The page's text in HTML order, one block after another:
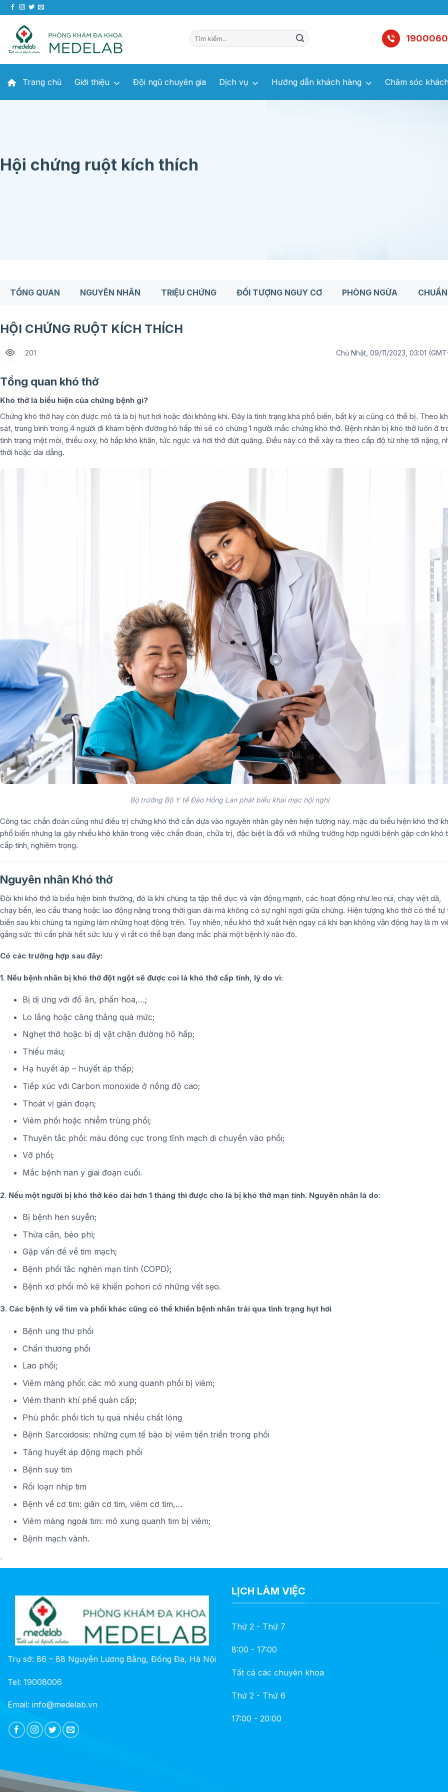
Chuyển
đến
dung
Trang chủ Giới thiệu Đội ngũ chuyên gia Dịch vụ Hướng dẫn khách hàng Chăm sóc
Hội chứng ruột kích thích
TỔNG QUAN NGUYÊN NHÂN TRIỆU CHỨNG ĐỐI TƯỢNG NGUY CƠ PHÒNG NGỪA
HỘI CHỨNG RUỘT KÍCH THÍCH
201 Chủ Nhật, 09/11/2023, 03:01
Tổng quan khó thở
Khó thở là biểu hiện của chứng bệnh gì?
Chứng khó thở hay còn được mô tả là bị hụt hơi hoặc đói không khí. Đây là tình trạng khá phổ biến, bất kỳ ai cũng có thể bị. Theo
sát, trung bình trong 4 người đi khám bệnh đường hô hấp thì sẽ có chừng 1 người mắc chứng khó thở. Bệnh nhân bị khó thở luôn ở
tình trạng mệt mỏi, thiếu oxy, hô hấp khó khăn, tức ngực và hơi thở đứt quãng. Điều này có thể xảy ra theo cấp độ từ nhẹ tới nặng,
thời hoặc dai dẳng.
Bộ trưởng Bộ Y tế Đào Hồng Lan phát biểu khai mạc hội nghị
Công tác chẩn đoán cũng như điều trị chứng khó thở cần dựa vào nguyên nhân gây nên hiện tượng này. mặc dù biểu hiện khó thở
phổ biến nhưng lại gây nhiều khó khăn trong việc chẩn đoán, chữa trị, đặc biệt là đối với những trường hợp người bệnh gặp cơn khó
cấp tính, nghiêm trọng.
Nguyên nhân Khó thở
Đôi khi khó thở là biểu hiện bình thường, đó là khi chúng ta tập thể dục và vận động mạnh, các hoạt động như leo núi, chạy việt dã,
chạy bền, leo cầu thang hoặc lao động nặng trong thời gian dài mà không có sự nghỉ ngơi giữa chừng. Hiện tượng khó thở có thể tự
biến sau khi chúng ta ngừng làm những hoạt động trên. Tuy nhiên, nếu khó thở xuất hiện ngay cả khi bạn không vận động hay là m
gắng sức thì cần phải hết sức lưu ý vì rất có thể bạn đang mắc phải một bệnh lý nào đó.
Có các trường hợp sau đây:
1. Nếu bệnh nhân bị khó thở đột ngột sẽ được coi là khó thở cấp tính, lý do vì:
Bị dị ứng với đồ ăn, phấn hoa,…;
Lo lắng hoặc căng thẳng quá mức;
Nghẹt thở hoặc bị dị vật chặn đường hô hấp;
Thiếu máu;
Hạ huyết áp – huyết áp thấp;
Tiếp xúc với Carbon monoxide ở nồng độ cao;
Thoát vị gián đoạn;
Viêm phổi hoặc nhiễm trùng phổi;
Thuyên tắc phổi: máu đóng cục trong tĩnh mạch di chuyển vào phổi;
Vỡ phổi;
Mắc bệnh nan y giai đoạn cuối.
2. Nếu một người bị khó thở kéo dài hơn 1 tháng thì được cho là bị khó thở mạn tính. Nguyên nhân là do:
Bị bệnh hen suyễn;
Thừa cân, béo phì;
Gặp vấn đề về tim mạch;
Bệnh phổi tắc nghẽn mạn tính (COPD);
Bệnh xơ phổi mô kẽ khiến pohori có những vết sẹo.
3. Các bệnh lý về tim và phổi khác cũng có thể khiến bệnh nhân trải qua tình trạng hụt hơi
Bệnh ung thư phổi
Chấn thương phổi
Lao phổi;
Viêm màng phổi: các mô xung quanh phổi bị viêm;
Viêm thanh khí phế quản cấp;
Phù phổi: phổi tích tụ quá nhiều chất lỏng
Bệnh Sarcoidosis: những cụm tế bào bị viêm tiến triển trong phổi
Tăng huyết áp động mạch phổi
Bệnh suy tim
Rối loạn nhịp tim
Bệnh về cơ tim: giãn cơ tim, viêm cơ tim,…
Viêm màng ngoài tim: mô xung quanh tim bị viêm;
Bệnh mạch vành.
`
Trụ sở: 86 – 88 Nguyễn Lương Bằng, Đống Đa, Hà Nội
Tel: 19008006
Email: info@medelab.vn
LỊCH LÀM VIỆC
Thứ 2 - Thứ 7
8:00 - 17:00
Tất cả các chuyên khoa
Thứ 2 - Thứ 6
17:00 - 20:00